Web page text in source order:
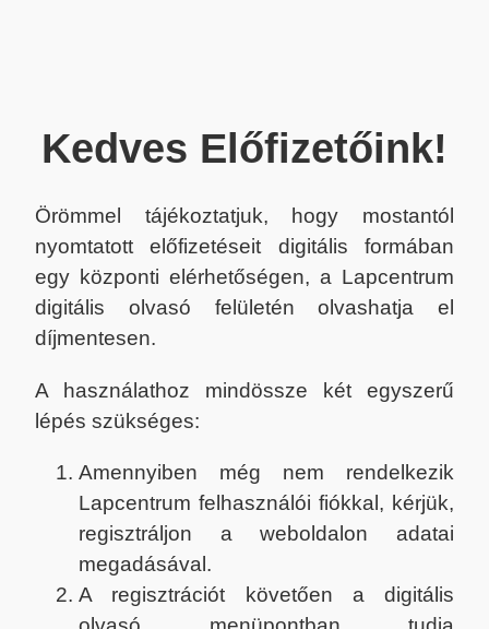
Kedves Előfizetőink!
Örömmel tájékoztatjuk, hogy mostantól
nyomtatott előfizetéseit digitális formában
egy központi elérhetőségen, a Lapcentrum
digitális olvasó felületén olvashatja el
díjmentesen.
A használathoz mindössze két egyszerű
lépés szükséges:
Amennyiben még nem rendelkezik
Lapcentrum felhasználói fiókkal, kérjük,
regisztráljon a weboldalon adatai
megadásával.
A regisztrációt követően a digitális